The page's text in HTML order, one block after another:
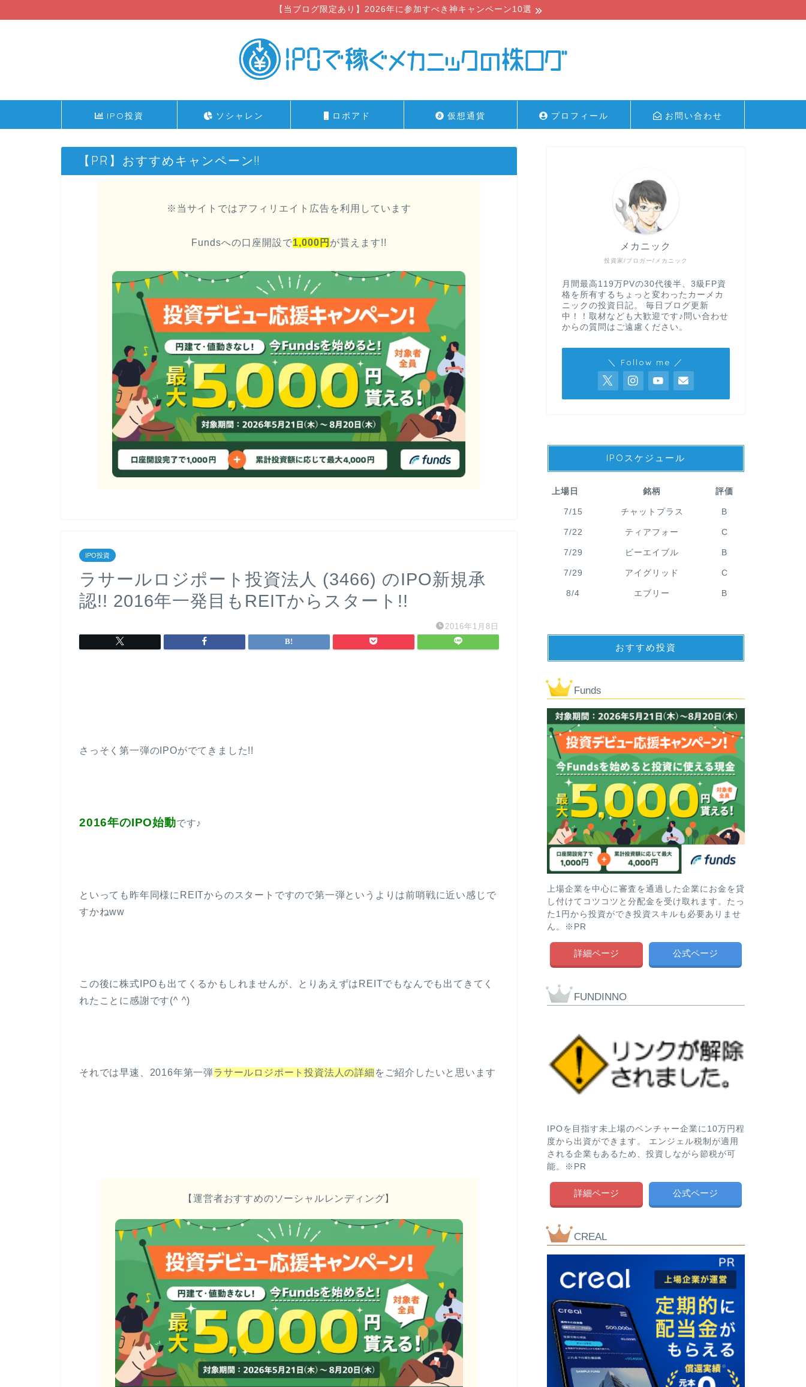
【当ブログ限定あり】2026年に参加すべき神キャンペーン10選
IPO投資 ソシャレン ロボアド 仮想通貨 プロフィール お問い合わせ
【PR】おすすめキャンペーン!!
※当サイトではアフィリエイト広告を利用しています
Fundsへの口座開設で1,000円 が貰えます!!
IPO投資
ラサールロジポート投資法人 (3466) のIPO新規承
認!! 2016年一発目もREITからスタート!!
2016年1月8日
さっそく第一弾のIPOがでてきました!!
2016年のIPO始動です♪
といっても昨年同様にREITからのスタートですので第一弾というよりは前哨戦に近い感じで
すかねww
この後に株式IPOも出てくるかもしれませんが、とりあえずはREITでもなんでも出てきてく
れたことに感謝です(^ ^)
それでは早速、2016年第一弾ラサールロジポート投資法人の詳細 をご紹介したいと思います
【運営者おすすめのソーシャルレンディング】
投資家/ブロガー/メカニック
メカニック
月間最高119万PVの30代後半、3級FP資
格を所有するちょっと変わったカーメカ
ニックの投資日記。 毎日ブログ更新
中！！取材なども大歓迎です♪問い合わせ
からの質問はご遠慮ください。
＼ Follow me ／
IPOスケジュール
上場日 銘柄 評価
7/15 チャットプラス B
7/22 ティアフォー C
7/29 ビーエイブル B
7/29 アイグリッド C
8/4 エブリー B
おすすめ投資
Funds
上場企業を中心に審査を通過した企業にお金を貸
し付けてコツコツと分配金を受け取れます。たっ
た1円から投資ができ投資スキルも必要ありませ
ん。※PR
詳細ページ 公式ページ
FUNDINNO
IPOを目指す未上場のベンチャー企業に10万円程
度から出資ができます。 エンジェル税制が適用
される企業もあるため、投資しながら節税が可
能。※PR
詳細ページ 公式ページ
CREAL